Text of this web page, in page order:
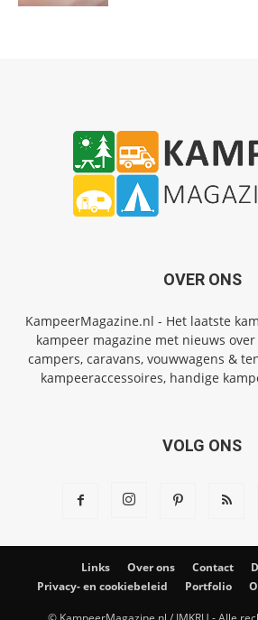
OVER ONS
KampeerMagazine.nl - Het laatste
kampeer magazine met nieuws
campers, caravans, vouwwagens &
kampeeraccessoires, handige
VOLG ONS
Links Over ons Contact
Privacy- en cookiebeleid
Portfolio